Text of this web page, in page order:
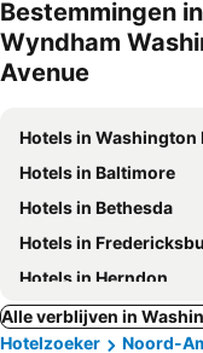
Bestemmingen
Wyndham
Avenue
Hotels in Washington
Hotels in Baltimore
Hotels in Bethesda
Hotels in
Hotels in Herndon
Alle verblijven in
Hotelzoeker
Noord-